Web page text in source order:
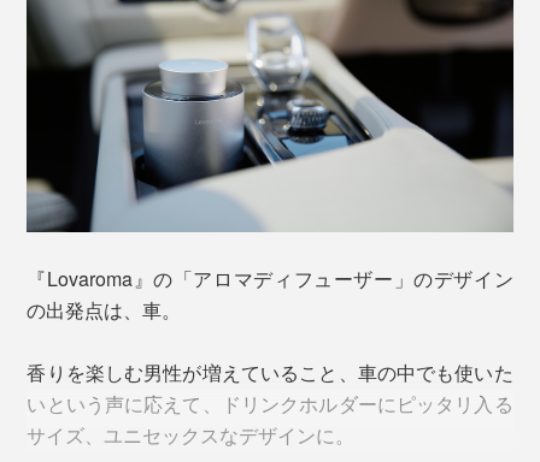
「ネブライザー式」とは、空気の圧力によって香りを広
式、気化式など、さまざまなタイプがありますが、「ネ
ブライザー式」の拡散力はトップクラスです。
リビングでスイッチを入れて、ほんの数分後、帰宅した
家族が「ただいま」の代わりに「いい香りだね〜」と言
いながらリビングに入ってくるほど。
『Lovaroma』の「アロマディフューザー」のデザイン
の出発点は、車。
香りを楽しむ男性が増えていること、車の中でも使いた
いという声に応えて、ドリンクホルダーにピッタリ入る
サイズ、ユニセックスなデザインに。